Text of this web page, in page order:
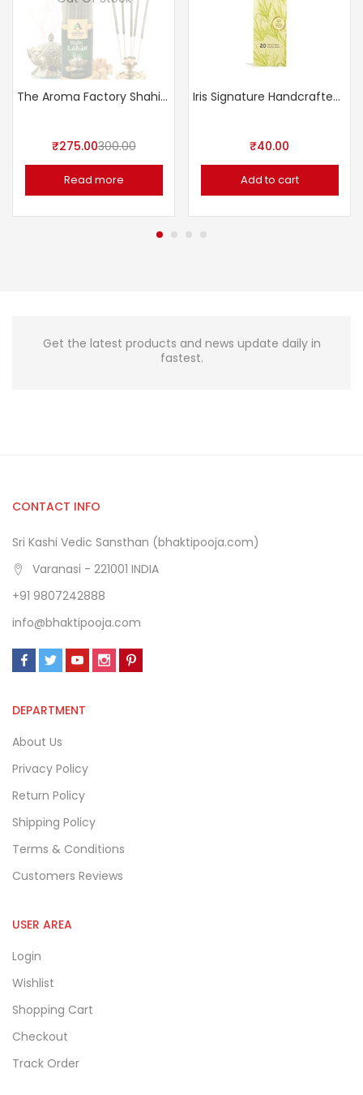
The Aroma Factory Shahi Loban Incense Sticks Agarbatti
₹275.00300.00
Read more
Iris Signature Handcrafted Incense Sticks (Set of 20)
₹40.00
Add to cart
Get the latest products and news update daily in
fastest.
CONTACT INFO
Sri Kashi Vedic Sansthan (bhaktipooja.com)
Varanasi - 221001 INDIA
+91 9807242888
info@bhaktipooja.com
DEPARTMENT
About Us
Privacy Policy
Return Policy
Shipping Policy
Terms & Conditions
Customers Reviews
USER AREA
Login
Wishlist
Shopping Cart
Checkout
Track Order